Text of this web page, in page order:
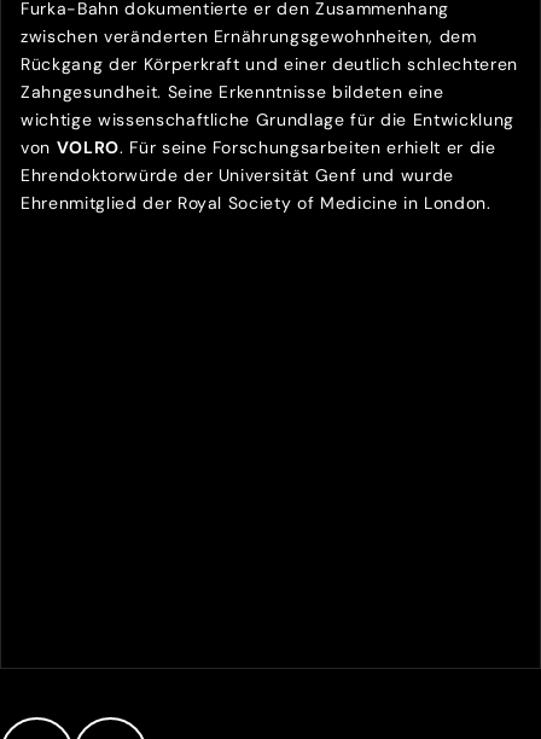
Furka-Bahn dokumentierte er den Zusammenhang
zwischen veränderten Ernährungsgewohnheiten, dem
Rückgang der Körperkraft und einer deutlich schlechteren
Zahngesundheit. Seine Erkenntnisse bildeten eine
wichtige wissenschaftliche Grundlage für die Entwicklung
von VOLRO. Für seine Forschungsarbeiten erhielt er die
Ehrendoktorwürde der Universität Genf und wurde
Ehrenmitglied der Royal Society of Medicine in London.